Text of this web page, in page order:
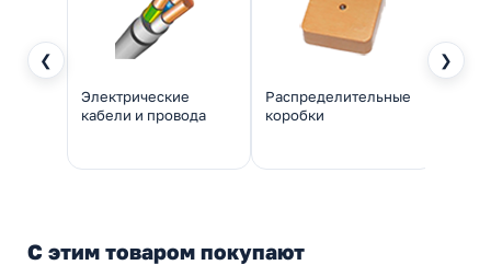
❮ ❯
Электрические
кабели и провода
Распределительные
коробки
С этим товаром покупают